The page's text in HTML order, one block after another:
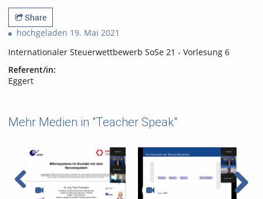
views
favorites
Share
hochgeladen 19. Mai 2021
Internationaler Steuerwettbewerb SoSe 21 - Vorlesung 6
Referent/in:
Eggert
Mehr Medien in "Teacher Speak"